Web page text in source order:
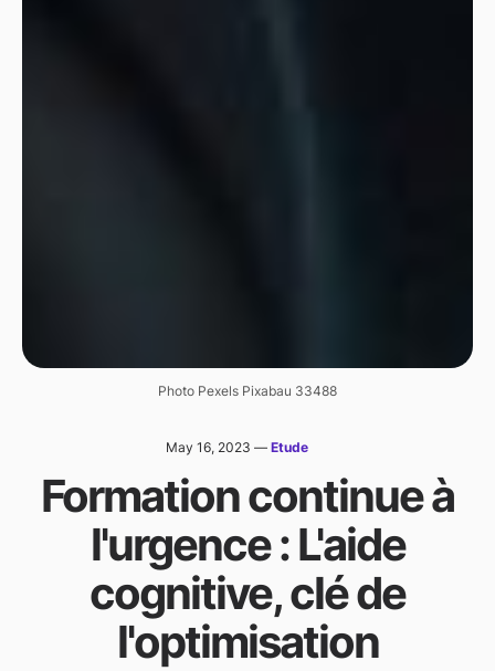
Photo Pexels Pixabau 33488
May 16, 2023 — Etude
Formation continue à
l'urgence : L'aide
cognitive, clé de
l'optimisation